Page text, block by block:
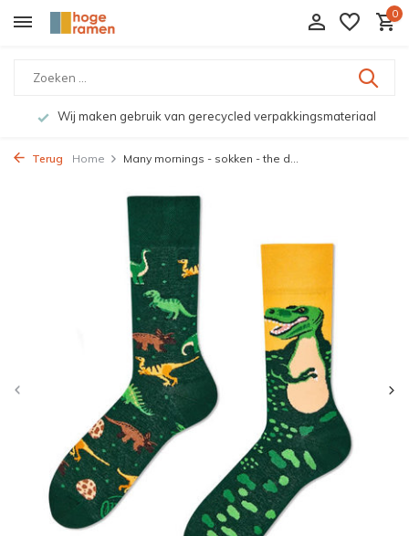
0
Wij maken gebruik van gerecycled verpakkingsmateriaal
Terug Home Many mornings - sokken - the d...